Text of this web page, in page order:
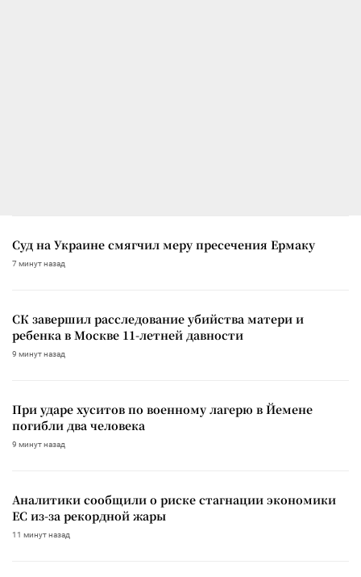
Суд на Украине смягчил меру пресечения Ермаку
7 минут назад
СК завершил расследование убийства матери и
ребенка в Москве 11-летней давности
9 минут назад
При ударе хуситов по военному лагерю в Йемене
погибли два человека
9 минут назад
Аналитики сообщили о риске стагнации экономики
ЕС из-за рекордной жары
11 минут назад